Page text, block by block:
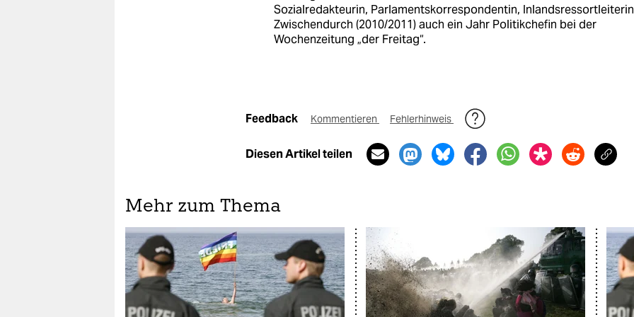
Sozialredakteurin, Parlamentskorrespondentin,
Zwischendurch (2010/2011) auch ein Jahr Politikchefin bei der
Wochenzeitung „der Freitag“.
Feedback Kommentieren Fehlerhinweis
Diesen Artikel teilen
Mehr zum Thema